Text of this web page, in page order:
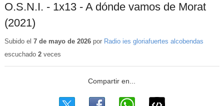
O.S.N.I. - 1x13 - A dónde vamos de Morat
(2021)
Subido el 7 de mayo de 2026por Radio ies gloriafuertes alcobendas
escuchado 2veces